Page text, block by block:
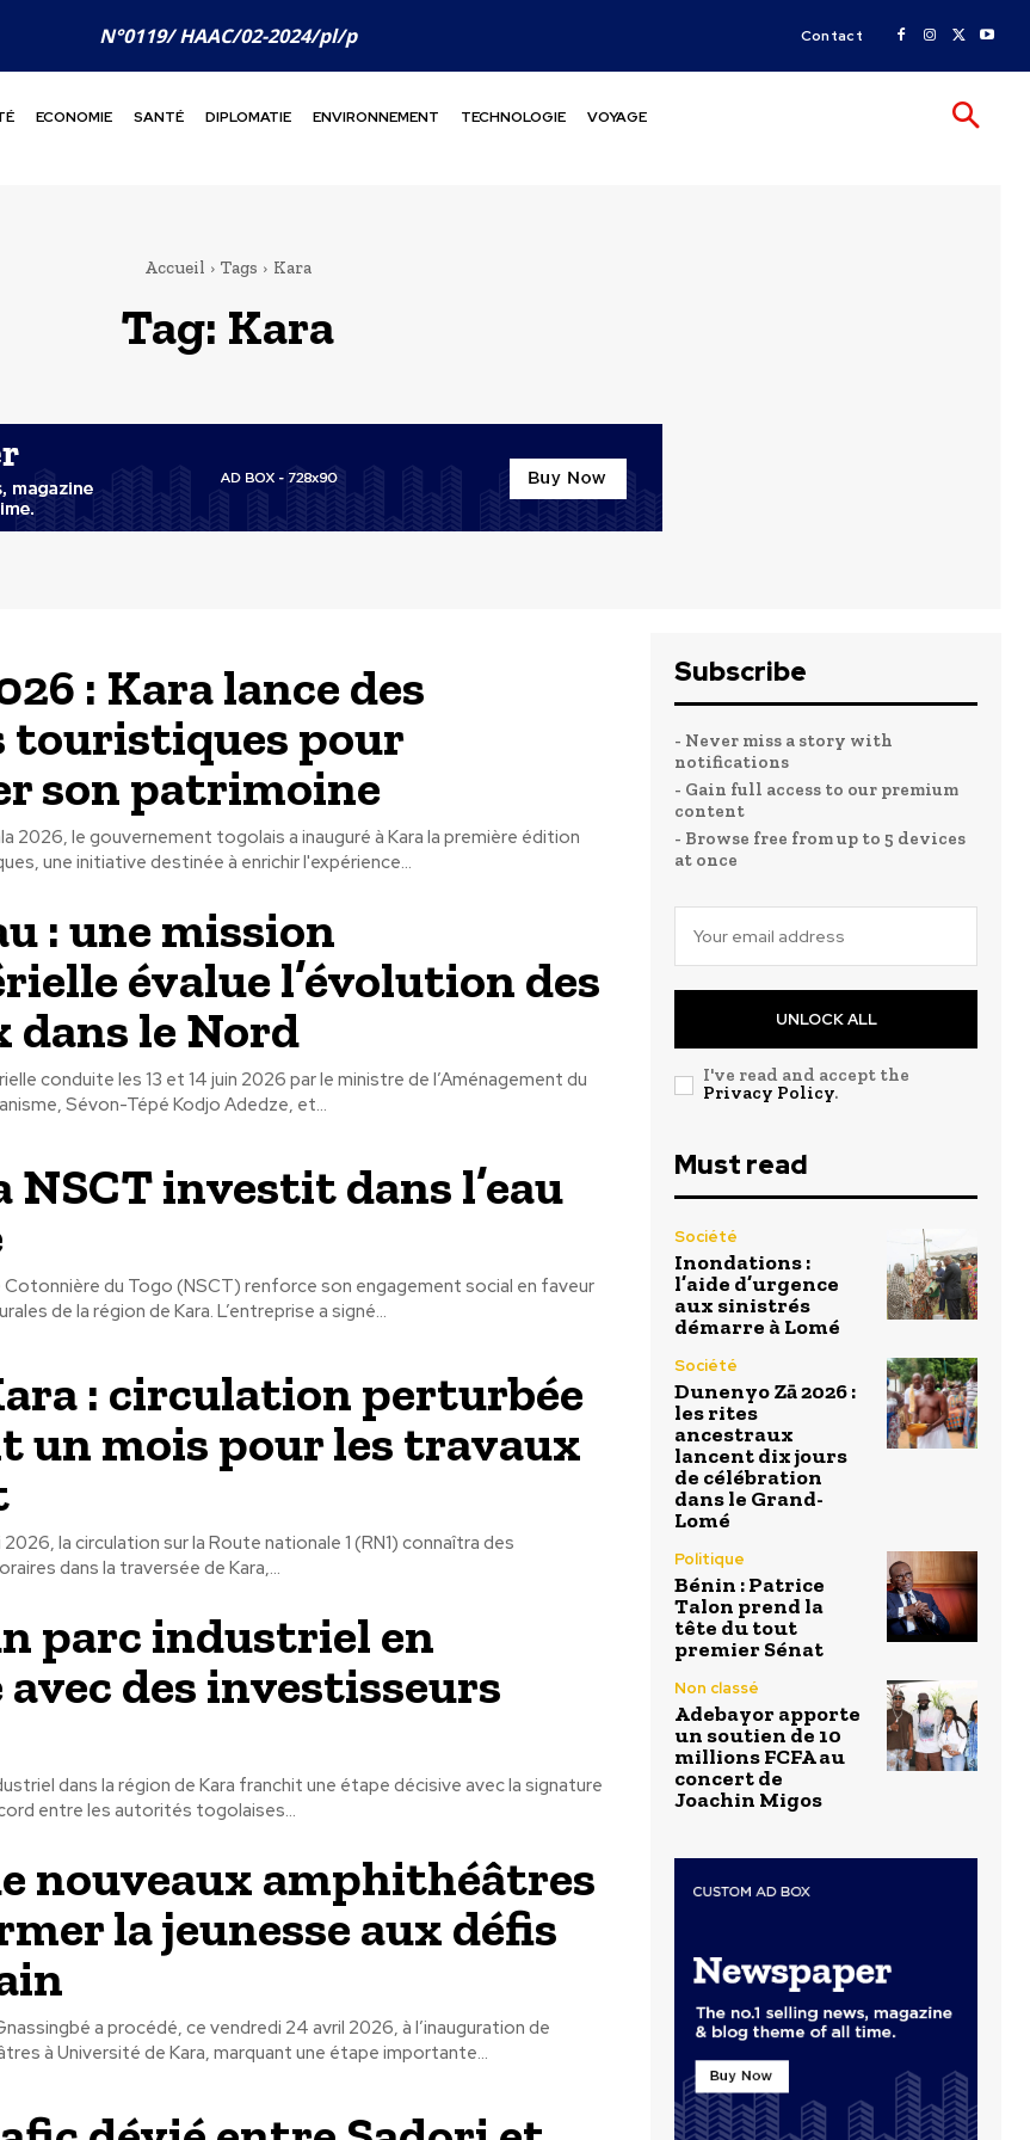
N°0119/ HAAC/02-2024/pl/p Contact
ECONOMIE SANTÉ DIPLOMATIE ENVIRONNEMENT TECHNOLOGIE VOYAGE
Accueil Tags Kara
Tag: Kara
: Kara lance des
pour
son patrimoine
2026, le gouvernement togolais a inauguré à Kara la première édition
une initiative destinée à enrichir l'expérience...
: une mission
évalue l’évolution des
le Nord
conduite les 13 et 14 juin 2026 par le ministre de l’Aménagement du
Sévon-Tépé Kodjo Adedze, et...
NSCT investit dans l’eau
du Togo (NSCT) renforce son engagement social en faveur
de la région de Kara. L’entreprise a signé...
: circulation perturbée
un mois pour les travaux
la circulation sur la Route nationale 1 (RN1) connaîtra des
dans la traversée de Kara,...
parc industriel en
des investisseurs
dans la région de Kara franchit une étape décisive avec la signature
entre les autorités togolaises...
nouveaux amphithéâtres
la jeunesse aux défis
a procédé, ce vendredi 24 avril 2026, à l’inauguration de
à Université de Kara, marquant une étape importante...
Subscribe
- Never miss a story with
notifications
- Gain full access to our premium
content
- Browse free from up to 5 devices
at once
UNLOCK ALL
I've read and accept the
Privacy Policy.
Must read
Société
Inondations :
l’aide d’urgence
aux sinistrés
démarre à Lomé
Société
Dunenyo Zā 2026 :
les rites
ancestraux
lancent dix jours
de célébration
dans le Grand-
Lomé
Politique
Bénin : Patrice
Talon prend la
tête du tout
premier Sénat
Non classé
Adebayor apporte
un soutien de 10
millions FCFA au
concert de
Joachin Migos